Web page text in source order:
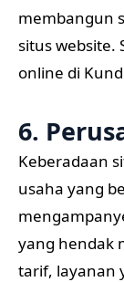
membangun
situs website.
online di
6.
Keberadaan
usaha yang
yang hendak
tarif, layanan